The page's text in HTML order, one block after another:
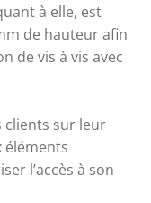
à elle, est
de hauteur afin
de vis à vis avec
clients sur leur
éléments
l’accès à son